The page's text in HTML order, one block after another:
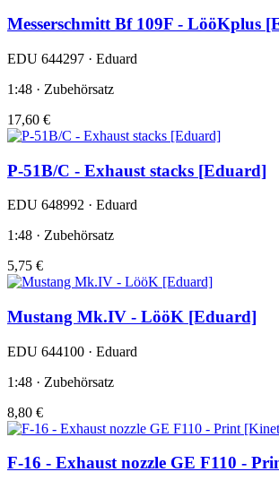
Messerschmitt Bf 109F - LööKplus
EDU 644297 · Eduard
1:48 · Zubehörsatz
17,60 €
P-51B/C - Exhaust stacks [Eduard]
EDU 648992 · Eduard
1:48 · Zubehörsatz
5,75 €
Mustang Mk.IV - LööK [Eduard]
EDU 644100 · Eduard
1:48 · Zubehörsatz
8,80 €
F-16 - Exhaust nozzle GE F110 -